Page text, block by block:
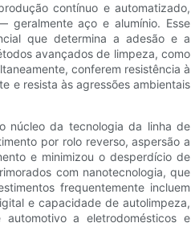
contínuo e automatizado,
geralmente aço e alumínio. Esse
que determina a adesão e a
avançados de limpeza, como
conferem resistência à
e resista às agressões ambientais
núcleo da tecnologia da linha de
por rolo reverso, aspersão a
e minimizou o desperdício de
com nanotecnologia, que
frequentemente incluem
e capacidade de autolimpeza,
a eletrodomésticos e